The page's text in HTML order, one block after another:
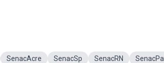
SenacAcre SenacSp SenacRN